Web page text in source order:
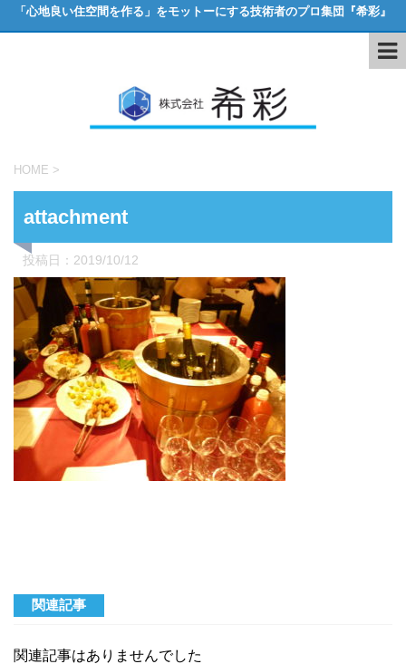
「心地良い住空間を作る」をモットーにする技術者のプロ集団『希彩』
HOME >
attachment
投稿日： 2019/10/12
関連記事
関連記事はありませんでした